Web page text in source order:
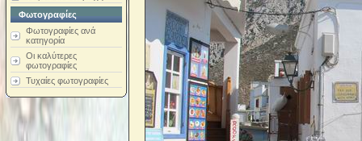
Φωτογραφίες
Φωτογραφίες ανά
κατηγορία
Οι καλύτερες
φωτογραφίες
Τυχαίες φωτογραφίες